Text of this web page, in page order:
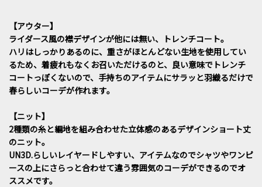
【アウター】
ライダース風の襟デザインが他には無い、トレンチコート。
ハリはしっかりあるのに、重さがほとんどない生地を使用してい
るため、着疲れもなくお召いただけるのと、良い意味でトレンチ
コートっぽくないので、手持ちのアイテムにサラッと羽織るだけで
春らしいコーデが作れます。
【ニット】
2種類の糸と編地を組み合わせた立体感のあるデザインショート丈
のニット。
UN3D.らしいレイヤードしやすい、アイテムなのでシャツやワンピ
ースの上にさらっと合わせて違う雰囲気のコーデができるのでオ
ススメです。